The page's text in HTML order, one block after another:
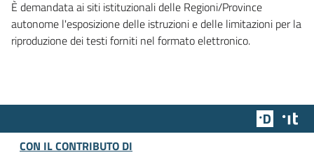
È demandata ai siti istituzionali delle Regioni/Province
autonome l'esposizione delle istruzioni e delle limitazioni per la
riproduzione dei testi forniti nel formato elettronico.
Team
CON IL CONTRIBUTO DI